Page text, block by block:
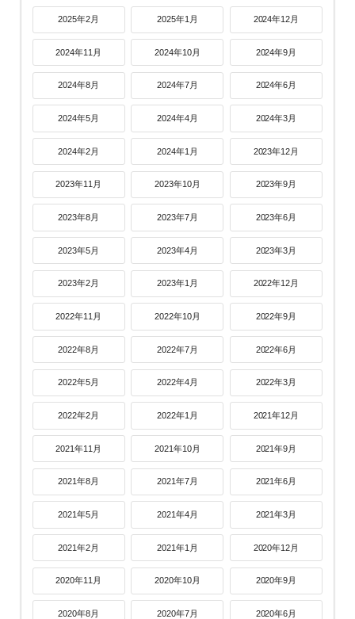
2025年2月 2025年1月 2024年12月
2024年11月 2024年10月 2024年9月
2024年8月 2024年7月 2024年6月
2024年5月 2024年4月 2024年3月
2024年2月 2024年1月 2023年12月
2023年11月 2023年10月 2023年9月
2023年8月 2023年7月 2023年6月
2023年5月 2023年4月 2023年3月
2023年2月 2023年1月 2022年12月
2022年11月 2022年10月 2022年9月
2022年8月 2022年7月 2022年6月
2022年5月 2022年4月 2022年3月
2022年2月 2022年1月 2021年12月
2021年11月 2021年10月 2021年9月
2021年8月 2021年7月 2021年6月
2021年5月 2021年4月 2021年3月
2021年2月 2021年1月 2020年12月
2020年11月 2020年10月 2020年9月
2020年8月 2020年7月 2020年6月